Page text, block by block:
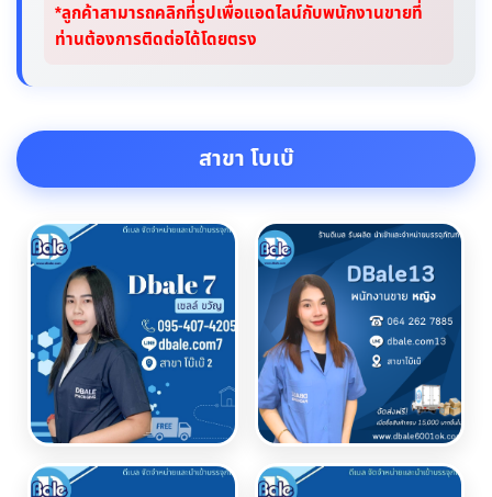
*ลูกค้าสามารถคลิกที่รูปเพื่อแอดไลน์กับพนักงานขายที่
ท่านต้องการติดต่อได้โดยตรง
สาขา โบเบ๊